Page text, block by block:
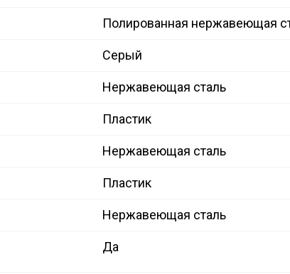
Полированная нержавеющая
Серый
Нержавеющая сталь
Пластик
Нержавеющая сталь
Пластик
Нержавеющая сталь
Да